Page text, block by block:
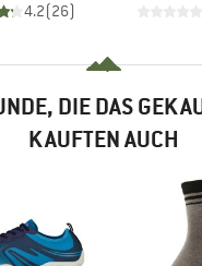
4.2(26)
DIE DAS
KAUFTEN AUCH